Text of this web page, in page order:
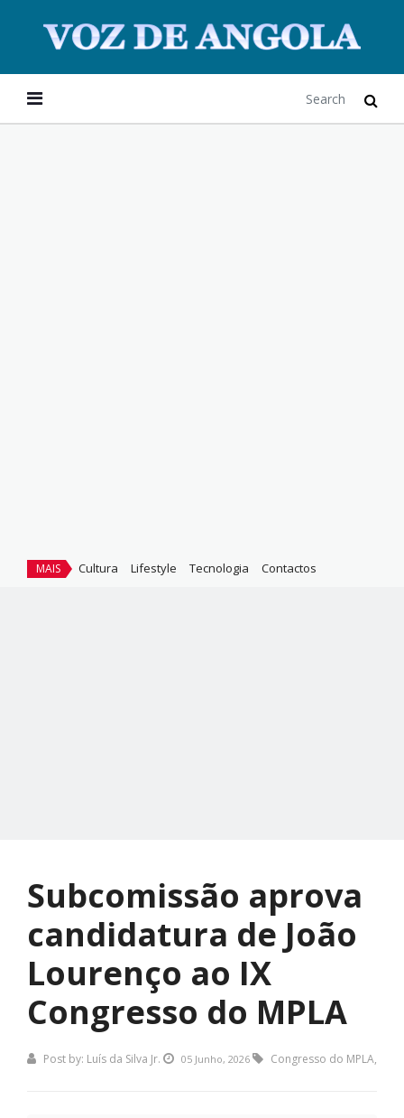
MAIS Cultura Lifestyle Tecnologia Contactos
Subcomissão aprova
candidatura de João
Lourenço ao IX
Congresso do MPLA
Post by: Luís da Silva Jr. 05 Junho, 2026 Congresso do MPLA,